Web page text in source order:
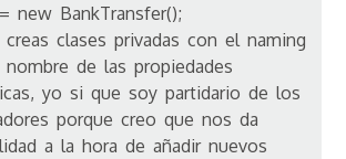
new BankTransfer();
clases privadas con el naming
de las propiedades
yo si que soy partidario de los
porque creo que nos da
a la hora de añadir nuevos